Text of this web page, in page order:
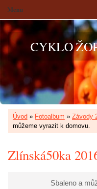
CYKLO
Úvod » Fotoalbum » Závody
můžeme vyrazit k domovu.
Zlínská50ka
Sbaleno a
Menu